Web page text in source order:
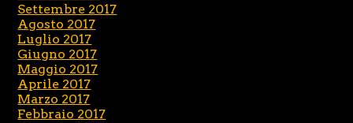
Settembre 2017
Agosto 2017
Luglio 2017
Giugno 2017
Maggio 2017
Aprile 2017
Marzo 2017
Febbraio 2017